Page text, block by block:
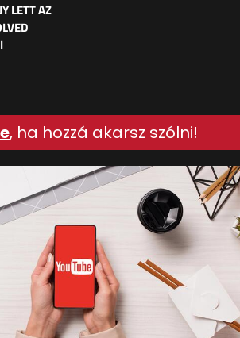
LETT AZ
, ha hozzá akarsz szólni!